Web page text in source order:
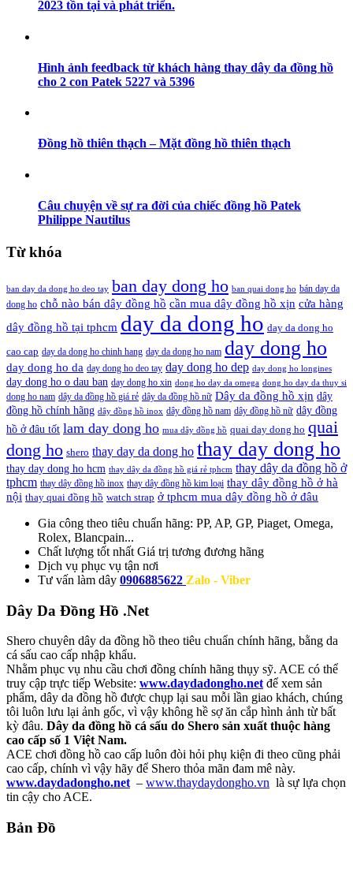
2023 tồn tại và phát triển.
Hình ảnh feedback từ khách hàng thay dây da đồng hồ
cho 2 con Patek 5227 và 5396
Đồng hồ thiên thạch – Mặt đồng hồ thiên thạch
Câu chuyện về sự ra đời của chiếc đồng hồ Patek
Philippe Nautilus
Từ khóa
ban day da dong ho deo tay ban day dong ho ban quai dong ho bán day da
dong ho chỗ nào bán dây đồng hồ cần mua dây đồng hồ xịn cửa hàng
dây đồng hồ tại tphcm day da dong ho day da dong ho
cao cap day da dong ho chinh hang day da dong ho nam day dong ho
day dong ho da day dong ho deo tay day dong ho dep day dong ho longines
day dong ho o dau ban day dong ho xin dong ho day da omega dong ho day da thuy si
dong ho nam dây da đồng hồ giá rẻ dây da đồng hồ nữ Dây da đồng hồ xịn dây
đồng hồ chính hãng dây đồng hồ inox dây đồng hồ nam dây đồng hồ nữ dây đồng
hồ ở đâu tốt lam day dong ho mua dây đồng hồ quai day dong ho quai
dong ho shero thay day da dong ho thay day dong ho
thay day dong ho hcm thay dây da đồng hồ giá rẻ tphcm thay dây da đồng hồ ở
tphcm thay dây đồng hồ inox thay dây đồng hồ kim loại thay dây đồng hồ ở hà
nội thay quai đồng hồ watch strap ở tphcm mua dây đồng hồ ở đâu
Gia công theo tiêu chuẩn hãng: PP, AP, GP, Piaget, Omega,
Rolex, Blancpain...
Chất lượng tốt nhất Giá trị tương đương hãng
Dịch vụ phục vụ tận nơi
Tư vấn làm dây 0906885622 Zalo - Viber
Dây Da Đồng Hồ .Net
Shero chuyên dây da đồng hồ theo tiêu chuẩn chính hãng, bằng da
cá sấu cao cấp nhập khẩu.
Nhằm phục vụ nhu cầu chơi đồng chính hãng thụy sỹ. ACE có thể
truy cập trực tiếp Website: www.daydadongho.net để xem sản
phẩm, dây da đồng hồ được chụp lại sau mỗi lần giao khách, chúng
tôi luôn lưu lại ảnh gốc, vì vậy không hề sợ ăn cắp hình ảnh từ bất
kỳ đâu. Dây da đồng hồ cá sấu do Shero sản xuất thuộc hàng
cao cấp số 1 Việt Nam.
ACE chơi đồng hồ cao cấp luôn đòi hỏi phụ kiện đi theo cũng phải
cao cấp, chính vì vậy hãy để Shero thỏa mãn đam mê này.
www.daydadongho.net – www.thaydaydongho.vn là sự lựa chọn
tin cậy cho ACE.
Bản Đồ